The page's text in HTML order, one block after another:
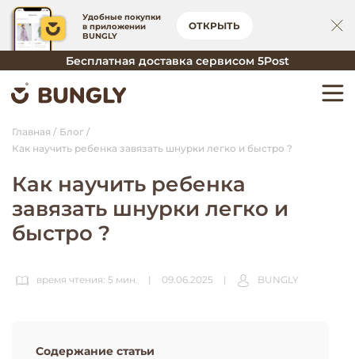
Удобные покупки
в приложении
BUNGLY
ОТКРЫТЬ
Бесплатная доставка сервисом 5Post
Главная
Блог
Как научить ребенка завязать шнурки легко и быстро ?
Как научить ребенка
завязать шнурки легко и
быстро ?
время чтения: 5 мин. | 09.06.2025 | BUNGLY
Содержание статьи